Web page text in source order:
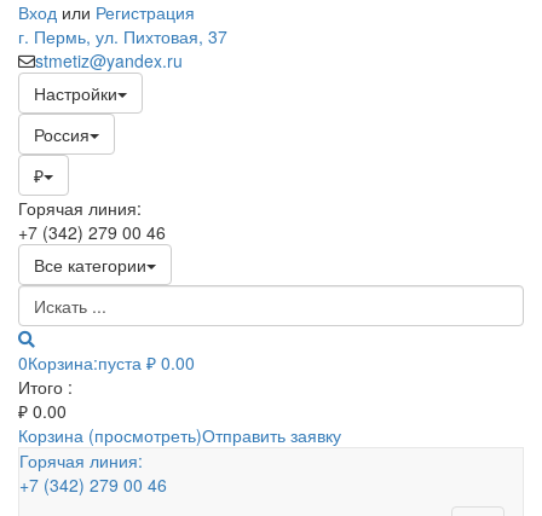
Вход или Регистрация
г. Пермь, ул. Пихтовая, 37
stmetiz@yandex.ru
Настройки
Россия
₽
Горячая линия:
+7 (342) 279 00 46
Все категории
0Корзина:пуста ₽ 0.00
Итого :
₽ 0.00
Корзина (просмотреть)Отправить заявку
Горячая линия:
+7 (342) 279 00 46